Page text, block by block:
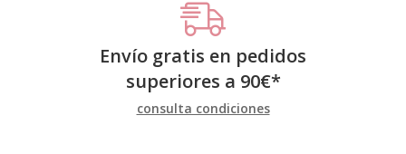
Envío gratis en pedidos
superiores a 90€*
consulta condiciones